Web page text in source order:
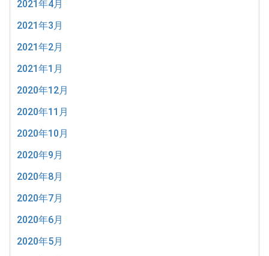
2021年4月
2021年3月
2021年2月
2021年1月
2020年12月
2020年11月
2020年10月
2020年9月
2020年8月
2020年7月
2020年6月
2020年5月